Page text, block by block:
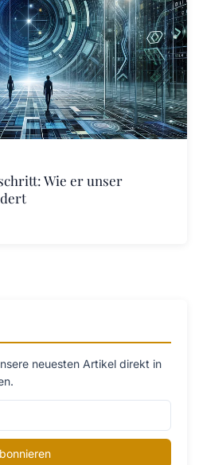
Wie er unser
neuesten Artikel direkt in